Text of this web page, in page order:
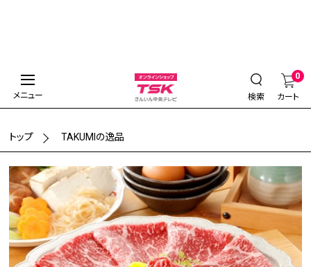
検索 カート
0
メニュー
トップ TAKUMIの逸品